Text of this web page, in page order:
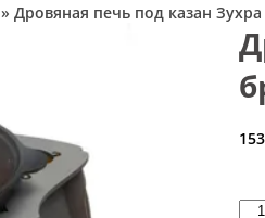
» Дровяная печь под казан